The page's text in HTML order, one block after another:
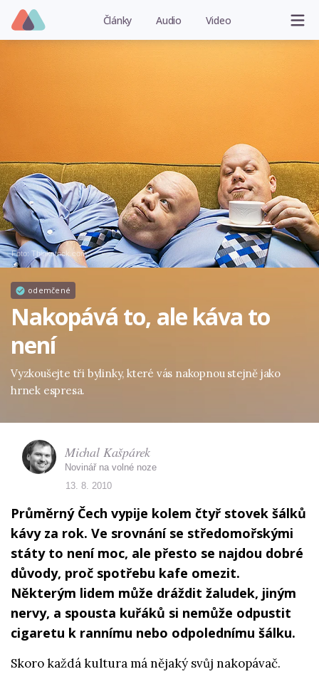
Články Audio Video
Foto: Thinkstock.com
odemčené
Nakopává to, ale káva to
není
Vyzkoušejte tři bylinky, které vás nakopnou stejně jako
hrnek espresa.
Průměrný Čech vypije kolem čtyř stovek šálků
kávy za rok. Ve srovnání se středomořskými
státy to není moc, ale přesto se najdou dobré
důvody, proč spotřebu kafe omezit.
Některým lidem může dráždit žaludek, jiným
nervy, a spousta kuřáků si nemůže odpustit
cigaretu k rannímu nebo odpolednímu šálku.
Skoro každá kultura má nějaký svůj nakopávač.
Michal Kašpárek
Novinář na volné noze
13. 8. 2010